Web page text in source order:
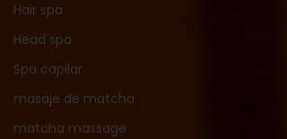
Hair spa
Head spa
Spa capilar
masaje de matcha
matcha massage